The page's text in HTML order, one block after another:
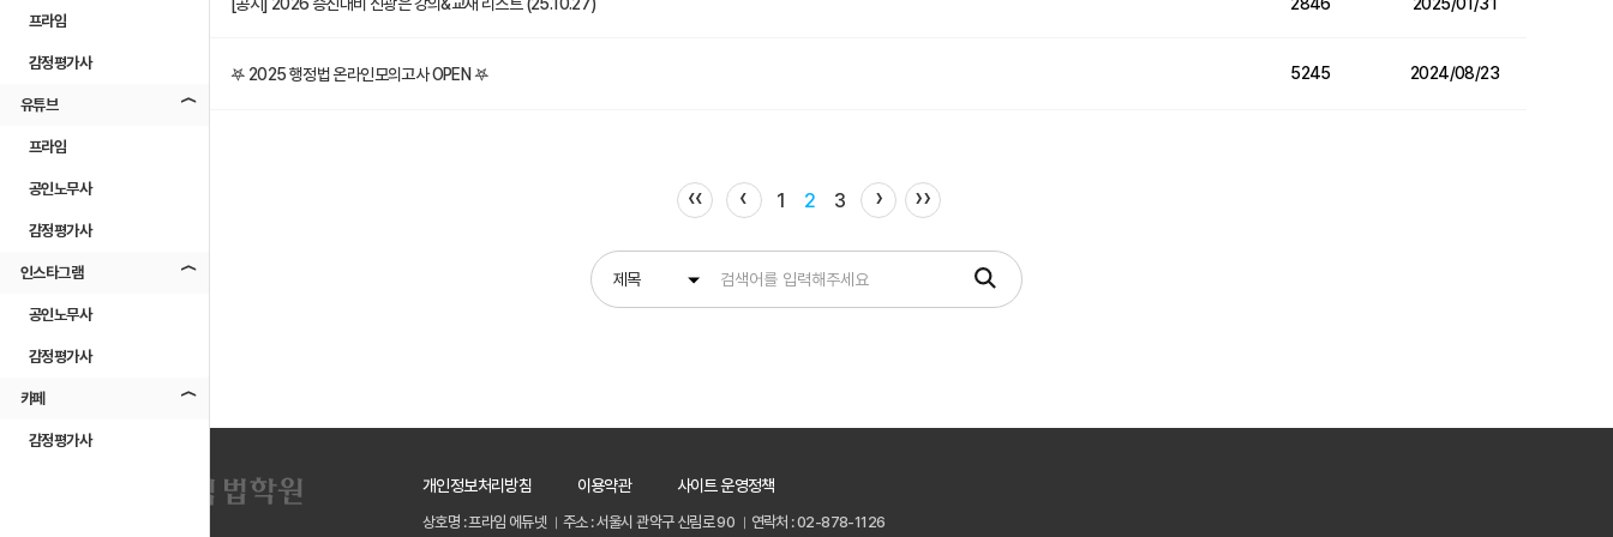
프라임
감정평가사
유튜브
프라임
공인노무사
감정평가사
인스타그램
공인노무사
감정평가사
카페
감정평가사
𖤐 2025 행정법 온라인모의고사 OPEN 𖤐 5245 2024/08/23
‹‹ ‹ 1 2 3 › ››
개인정보처리방침 이용약관 사이트 운영정책
상호명 : 프라임 에듀넷 주소 : 서울시 관악구 신림로 90 연락처 : 02-878-1126